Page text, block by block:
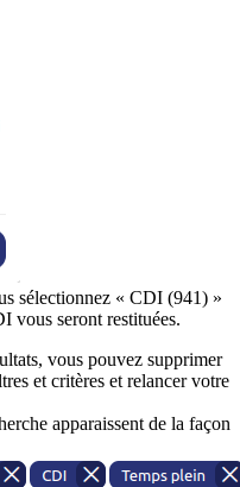
sélectionnez « CDI (941) »
vous seront restituées.
vous pouvez supprimer
et critères et relancer votre
apparaissent de la façon